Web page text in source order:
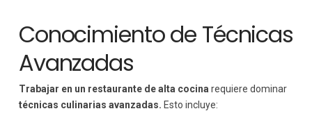
Conocimiento de Técnicas
Avanzadas
Trabajar en un restaurante de alta cocina requiere dominar
técnicas culinarias avanzadas. Esto incluye: